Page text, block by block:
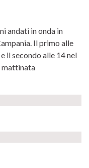
andati in onda in
Il primo alle
il secondo alle 14 nel
mattinata